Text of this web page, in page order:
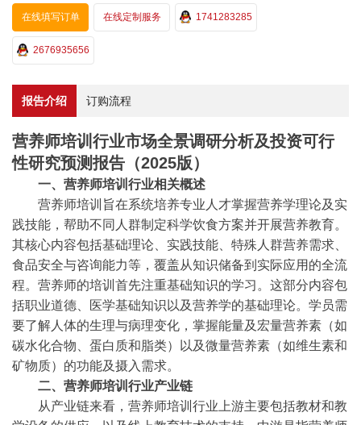
在线填写订单 在线定制服务 1741283285
2676935656
报告介绍 订购流程
营养师培训行业市场全景调研分析及投资可行
性研究预测报告（2025版）
一、营养师培训行业相关概述
‌营养师培训旨在系统培养专业人才掌握营养学理论及实
践技能，帮助不同人群制定科学饮食方案并开展营养教育。
其核心内容包括基础理论、实践技能、特殊人群营养需求、
食品安全与咨询能力等，覆盖从知识储备到实际应用的全流
程。营养师的培训首先注重基础知识的学习。这部分内容包
括职业道德、医学基础知识以及营养学的基础理论。学员需
要了解人体的生理与病理变化，掌握能量及宏量营养素（如
碳水化合物、蛋白质和脂类）以及微量营养素（如维生素和
矿物质）的功能及摄入需求。
二、营养师培训行业产业链
从产业链来看，营养师培训行业上游主要包括教材和教